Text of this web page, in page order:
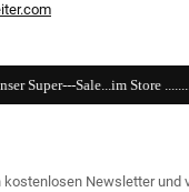
kostenlosen Newsletter und